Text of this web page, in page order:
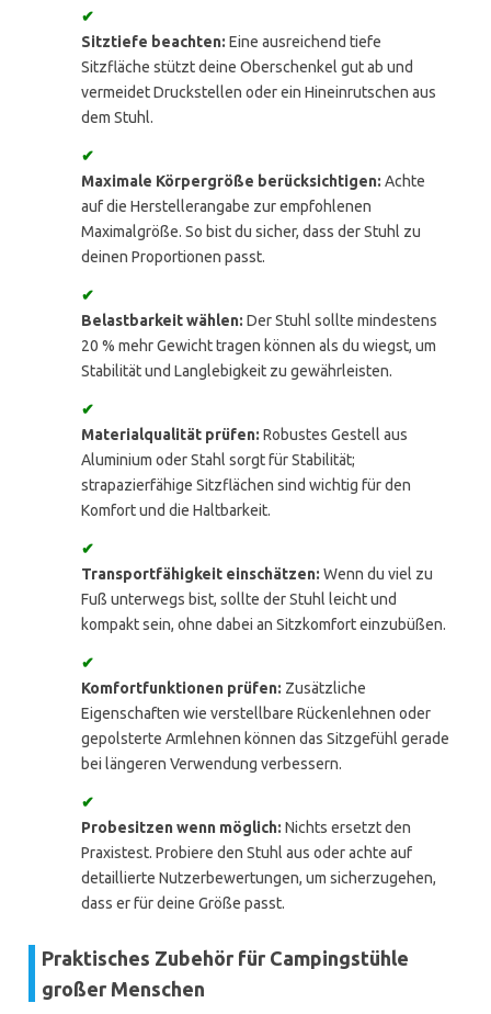
✔
Sitztiefe beachten: Eine ausreichend tiefe
Sitzfläche stützt deine Oberschenkel gut ab und
vermeidet Druckstellen oder ein Hineinrutschen aus
dem Stuhl.
✔
Maximale Körpergröße berücksichtigen: Achte
auf die Herstellerangabe zur empfohlenen
Maximalgröße. So bist du sicher, dass der Stuhl zu
deinen Proportionen passt.
✔
Belastbarkeit wählen: Der Stuhl sollte mindestens
20 % mehr Gewicht tragen können als du wiegst, um
Stabilität und Langlebigkeit zu gewährleisten.
✔
Materialqualität prüfen: Robustes Gestell aus
Aluminium oder Stahl sorgt für Stabilität;
strapazierfähige Sitzflächen sind wichtig für den
Komfort und die Haltbarkeit.
✔
Transportfähigkeit einschätzen: Wenn du viel zu
Fuß unterwegs bist, sollte der Stuhl leicht und
kompakt sein, ohne dabei an Sitzkomfort einzubüßen.
✔
Komfortfunktionen prüfen: Zusätzliche
Eigenschaften wie verstellbare Rückenlehnen oder
gepolsterte Armlehnen können das Sitzgefühl gerade
bei längeren Verwendung verbessern.
✔
Probesitzen wenn möglich: Nichts ersetzt den
Praxistest. Probiere den Stuhl aus oder achte auf
detaillierte Nutzerbewertungen, um sicherzugehen,
dass er für deine Größe passt.
Praktisches Zubehör für Campingstühle
großer Menschen